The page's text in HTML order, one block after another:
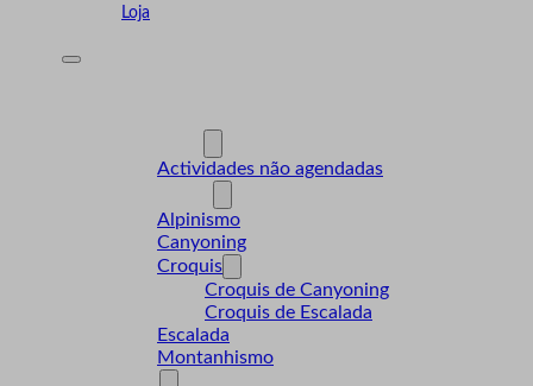
Loja
Actividades não agendadas
Alpinismo
Canyoning
Croquis
Croquis de Canyoning
Croquis de Escalada
Escalada
Montanhismo